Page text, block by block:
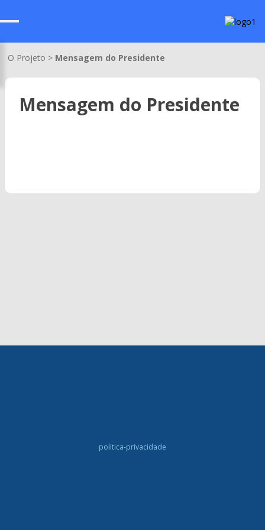
O Projeto > Mensagem do Presidente
Mensagem do Presidente
politica-privacidade